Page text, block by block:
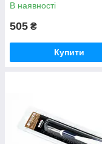
В наявності
505 ₴
Купити